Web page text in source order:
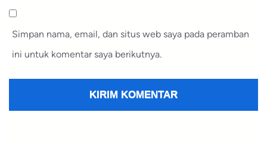
Simpan nama, email, dan situs web saya pada peramban
ini untuk komentar saya berikutnya.